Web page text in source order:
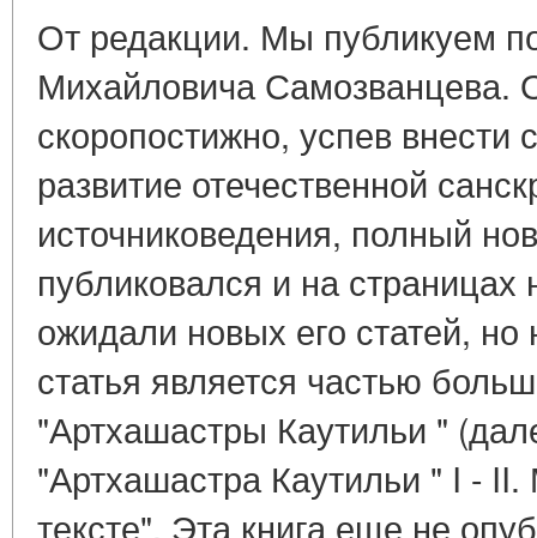
От редакции. Мы публикуем
Михайловича Самозванцева.
скоропостижно, успев
развитие отечественной
источниковедения, полный
публиковался и на
ожидали новых его статей,
статья является частью
"Артхашастры Каутильи "
"Артхашастра Каутильи " I -
тексте". Эта книга еще не